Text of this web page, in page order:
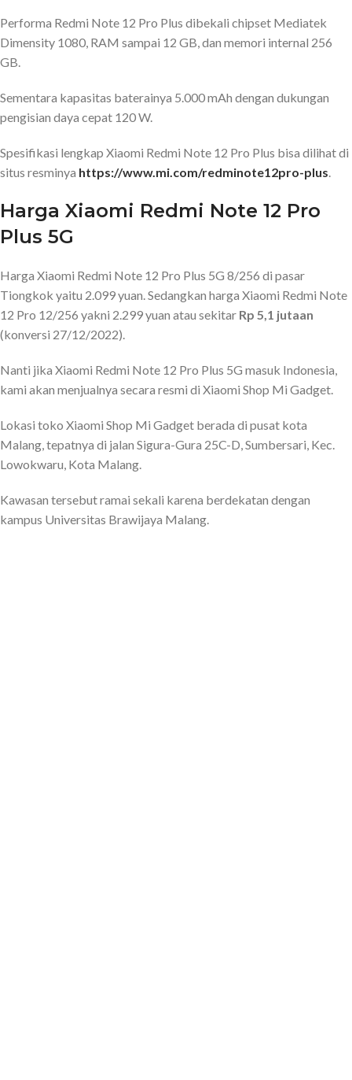
Performa Redmi Note 12 Pro Plus dibekali chipset Mediatek
Dimensity 1080, RAM sampai 12 GB, dan memori internal 256
GB.
Sementara kapasitas baterainya 5.000 mAh dengan dukungan
pengisian daya cepat 120 W.
Spesifikasi lengkap Xiaomi Redmi Note 12 Pro Plus bisa dilihat di
situs resminya https://www.mi.com/redminote12pro-plus.
Harga Xiaomi Redmi Note 12 Pro
Plus 5G
Harga Xiaomi Redmi Note 12 Pro Plus 5G 8/256 di pasar
Tiongkok yaitu 2.099 yuan. Sedangkan harga Xiaomi Redmi Note
12 Pro 12/256 yakni 2.299 yuan atau sekitar Rp 5,1 jutaan
(konversi 27/12/2022).
Nanti jika Xiaomi Redmi Note 12 Pro Plus 5G masuk Indonesia,
kami akan menjualnya secara resmi di Xiaomi Shop Mi Gadget.
Lokasi toko Xiaomi Shop Mi Gadget berada di pusat kota
Malang, tepatnya di jalan Sigura-Gura 25C-D, Sumbersari, Kec.
Lowokwaru, Kota Malang.
Kawasan tersebut ramai sekali karena berdekatan dengan
kampus Universitas Brawijaya Malang.